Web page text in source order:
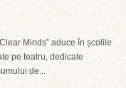
Minds” aduce în școlile
pe teatru, dedicate
de...